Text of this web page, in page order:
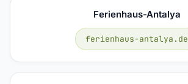
Ferienhaus-Antalya
ferienhaus-antalya.de